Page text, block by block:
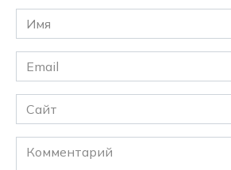
Имя
*
Email
*
Сайт
Комментарий